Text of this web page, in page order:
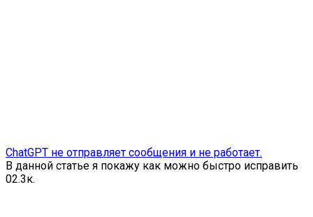
ChatGPT не отправляет сообщения и не работает.
В данной статье я покажу как можно быстро исправить
02.3к.